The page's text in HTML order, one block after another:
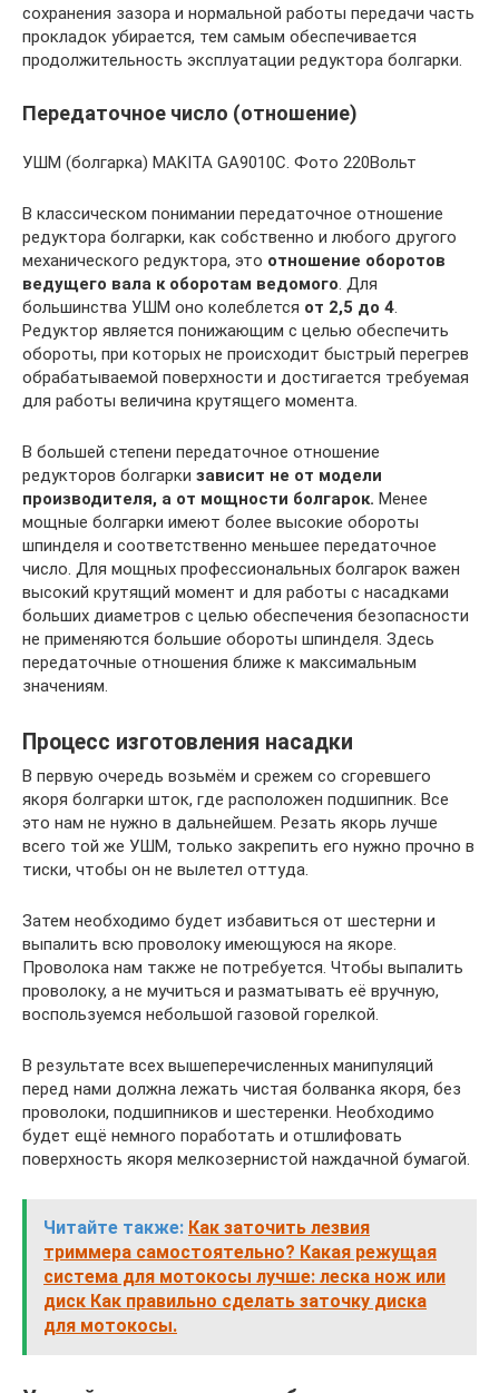
сохранения зазора и нормальной работы передачи часть
прокладок убирается, тем самым обеспечивается
продолжительность эксплуатации редуктора болгарки.
Передаточное число (отношение)
УШМ (болгарка) MAKITA GA9010C. Фото 220Вольт
В классическом понимании передаточное отношение
редуктора болгарки, как собственно и любого другого
механического редуктора, это отношение оборотов
ведущего вала к оборотам ведомого . Для
большинства УШМ оно колеблется от 2,5 до 4
Редуктор является понижающим с целью обеспечить
обороты, при которых не происходит быстрый перегрев
обрабатываемой поверхности и достигается требуемая
для работы величина крутящего момента.
В большей степени передаточное отношение
редукторов болгарки зависит не от модели
производителя, а от мощности болгарок. Менее
мощные болгарки имеют более высокие обороты
шпинделя и соответственно меньшее передаточное
число. Для мощных профессиональных болгарок важен
высокий крутящий момент и для работы с насадками
больших диаметров с целью обеспечения безопасности
не применяются большие обороты шпинделя. Здесь
передаточные отношения ближе к максимальным
значениям.
Процесс изготовления насадки
В первую очередь возьмём и срежем со сгоревшего
якоря болгарки шток, где расположен подшипник. Все
это нам не нужно в дальнейшем. Резать якорь лучше
всего той же УШМ, только закрепить его нужно прочно в
тиски, чтобы он не вылетел оттуда.
Затем необходимо будет избавиться от шестерни и
выпалить всю проволоку имеющуюся на якоре.
Проволока нам также не потребуется. Чтобы выпалить
проволоку, а не мучиться и разматывать её вручную,
воспользуемся небольшой газовой горелкой.
В результате всех вышеперечисленных манипуляций
перед нами должна лежать чистая болванка якоря, без
проволоки, подшипников и шестеренки. Необходимо
будет ещё немного поработать и отшлифовать
поверхность якоря мелкозернистой наждачной бумагой.
Читайте также: Как заточить лезвия
триммера самостоятельно? Какая режущая
система для мотокосы лучше: леска нож или
диск Как правильно сделать заточку диска
для мотокосы.